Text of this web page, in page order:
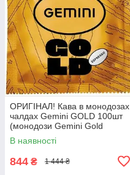
ОРИГІНАЛ! Кава в монодозах
чалдах Gemini GOLD 100шт
(монодози Gemini Gold
Джеміні Голд, Gemini
Espresso Gold)
В наявності
844 ₴ 1 444 ₴